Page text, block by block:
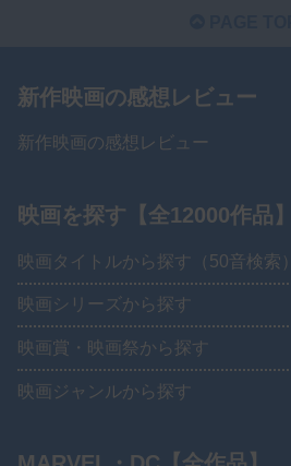
新作映画の感想レビュー
新作映画の感想レビュー
映画を探す【全12000作品】
映画タイトルから探す（50音検索）
映画シリーズから探す
映画賞・映画祭から探す
映画ジャンルから探す